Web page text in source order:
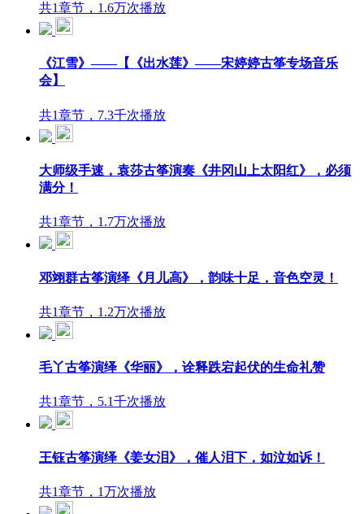
共1章节，1.6万次播放
《江雪》——【《出水莲》——宋婷婷古筝专场音乐
会】
共1章节，7.3千次播放
大师级手速，袁莎古筝演奏《井冈山上太阳红》，必须
满分！
共1章节，1.7万次播放
邓翊群古筝演绎《月儿高》，韵味十足，音色空灵！
共1章节，1.2万次播放
毛丫古筝演绎《华丽》，诠释跌宕起伏的生命礼赞
共1章节，5.1千次播放
王钰古筝演绎《姜女泪》，催人泪下，如泣如诉！
共1章节，1万次播放